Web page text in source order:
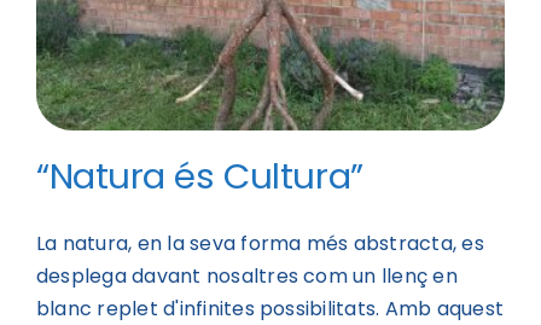
“Natura és Cultura”
La natura, en la seva forma més abstracta, es
desplega davant nosaltres com un llenç en
blanc replet d'infinites possibilitats. Amb aquest